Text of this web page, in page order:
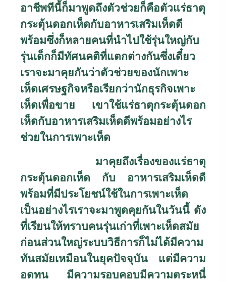
อาชีพทีนี้ก็มาพูดถึงตัวช่วยก็คือตัวแร่ธาตุ
กระตุ้นดอกเห็ดกับอาหารเสริมเห็ดดี
พร้อมซึ่งก็หลายคนที่นำไปใช้รุ่นใหญ่กับ
รุ่นเด็กก็มีทัศนคติที่แตกต่างกันซึ่งเดี๋ยว
เราจะมาคุยกันว่าตัวช่วยของนักเพาะ
เห็ดเศรษฐกิจหรือเรียกว่านักธุรกิจเพาะ
เห็ดเพื่อขาย เขาใช้แร่ธาตุกระตุ้นดอก
เห็ดกับอาหารเสริมเห็ดดีพร้อมอย่างไร
ช่วยในการเพาะเห็ด
มาคุยถึงเรื่องของแร่ธาตุ
กระตุ้นดอกเห็ด กับ อาหารเสริมเห็ดดี
พร้อมที่มีประโยชน์ใช้ในการเพาะเห็ด
เป็นอย่างไรเราจะมาพูดคุยกันในวันนี้ ดัง
ที่เรียนให้ทราบคนรุ่นเก่าที่เพาะเห็ดสมัย
ก่อนส่วนใหญ่ระบบวิธีการก็ไม่ได้มีความ
ทันสมัยเหมือนในยุคปัจจุบัน แต่มีความ
อดทน มีความรอบคอบมีความตระหนี่